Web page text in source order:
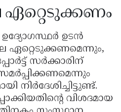
ഉദ്യോഗസ്ഥർ ഉടൻ
ഏറ്റെടുക്കണമെന്നും,
സർക്കാരിന്
നിർദേശിച്ചിട്ടുണ്ട്.
വിശദമായ